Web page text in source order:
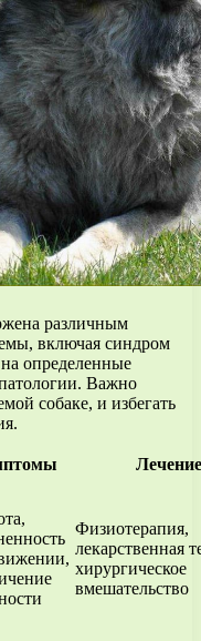
различным
включая синдром
определенные
Важно
собаке, и избегать
Лечение
Физиотерапия,
лекарственная
хирургическое
вмешательство